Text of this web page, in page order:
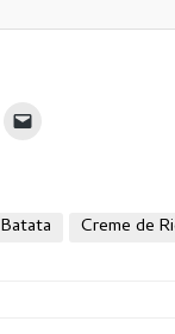
Batata Creme de